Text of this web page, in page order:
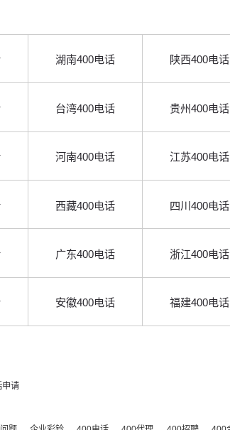
湖南400电话 陕西400电话
台湾400电话 贵州400电话
河南400电话 江苏400电话
西藏400电话 四川400电话
广东400电话 浙江400电话
安徽400电话 福建400电话
申请